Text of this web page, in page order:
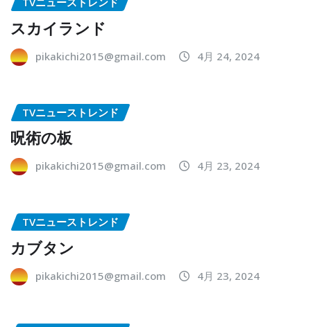
スカイランド
pikakichi2015@gmail.com 4月 24, 2024
TVニューストレンド
呪術の板
pikakichi2015@gmail.com 4月 23, 2024
TVニューストレンド
カブタン
pikakichi2015@gmail.com 4月 23, 2024